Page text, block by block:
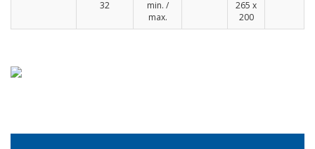
32
min. /
max.
265 x
200